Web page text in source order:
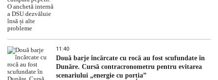
11:40
Două barje încărcate cu rocă au fost scufundate în
Dunăre. Cursă contracronometru pentru evitarea
scenariului „energie cu porția”